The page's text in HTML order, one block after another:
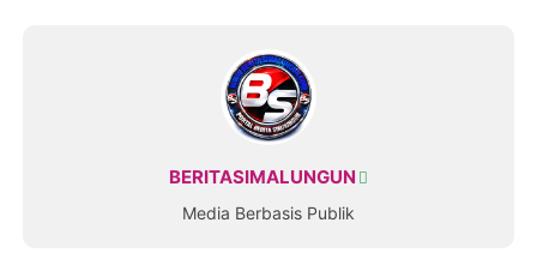
BERITASIMALUNGUN
Media Berbasis Publik